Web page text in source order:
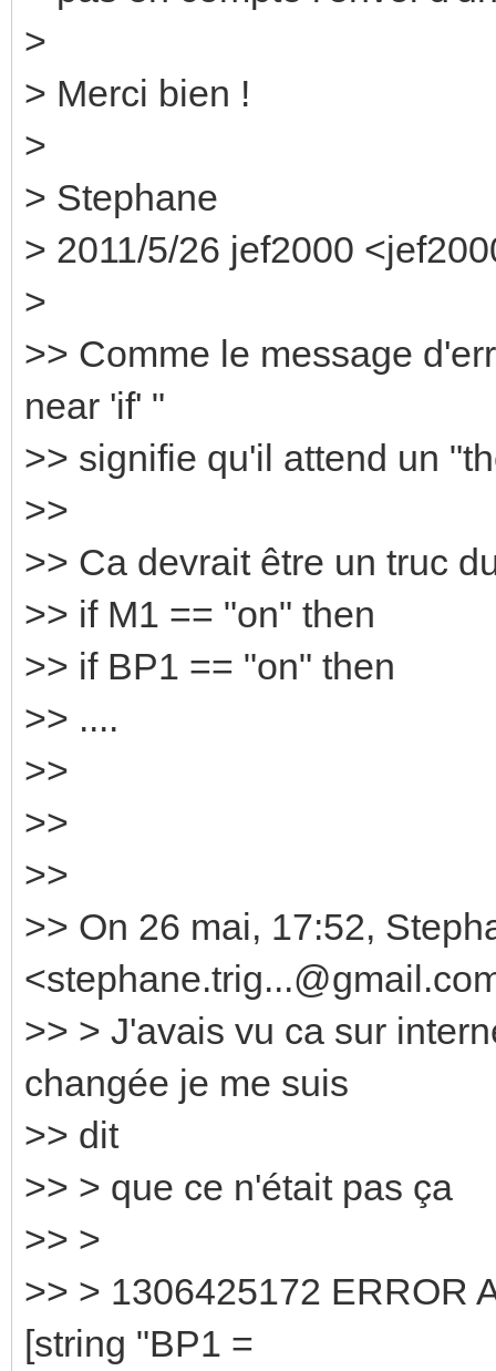
>
> Merci bien !
>
> Stephane
> 2011/5/26 jef2000
>
>> Comme le message
near 'if' "
>> signifie qu'il attend un
>>
>> Ca devrait être un truc
>> if M1 == "on" then
>> if BP1 == "on" then
>> ....
>>
>>
>>
>> On 26 mai, 17:52,
>> > J'avais vu ca sur
changée je me suis
>> dit
>> > que ce n'était pas ça
>> >
>> > 1306425172 ERROR
[string "BP1 =